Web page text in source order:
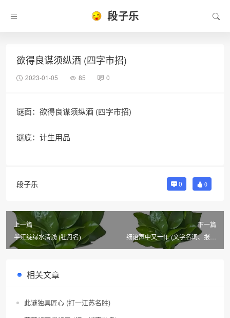
段子乐
欲得良谋须纵酒 (四字市招)
2023-01-05 85 0
谜面：欲得良谋须纵酒 (四字市招)
谜底：计生用品
段子乐 0 0
上一篇
半江绽绿水清浅 (牡丹名)
下一篇
细语声中又一年 (文学名词、报刊
相关文章
此谜独具匠心 (打一江苏名胜)